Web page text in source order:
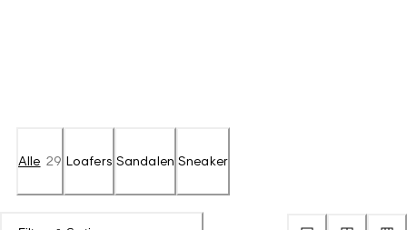
Alle 29 Loafers Sandalen Sneaker